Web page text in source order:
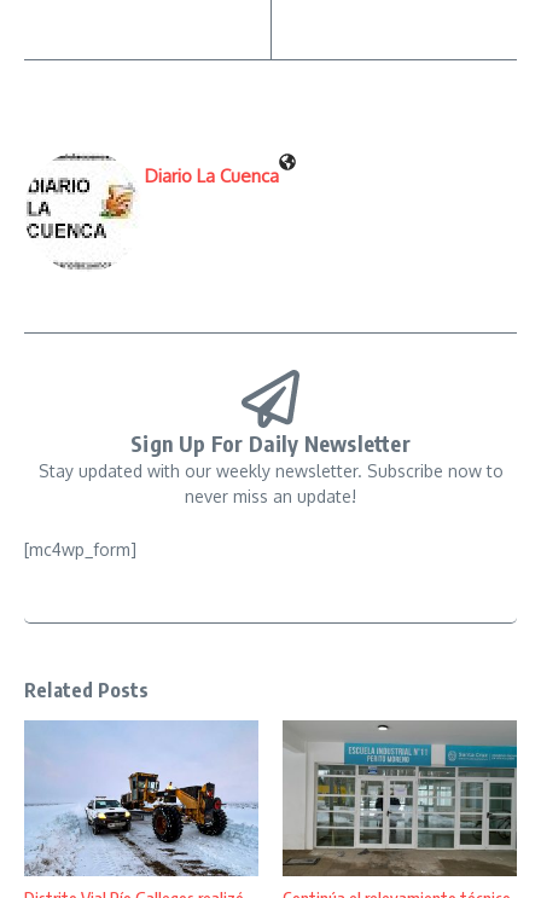
Diario La Cuenca
Sign Up For Daily Newsletter
Stay updated with our weekly newsletter. Subscribe now to
never miss an update!
[mc4wp_form]
Related Posts